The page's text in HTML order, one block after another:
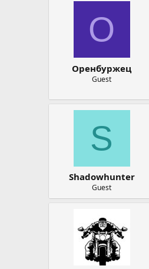
О
Оренбуржец
Guest
S
Shadowhunter
Guest